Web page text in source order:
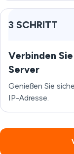
3 SCHRITT
Verbinden
Server
Genießen Sie
IP-Adresse.